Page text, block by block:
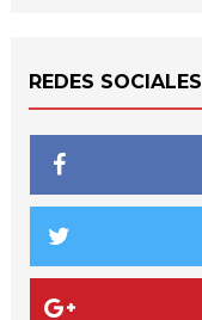
REDES SOCIALES